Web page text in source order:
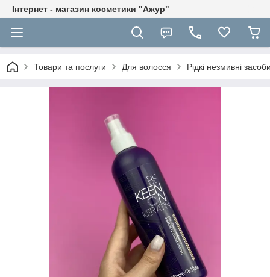
Інтернет - магазин косметики "Ажур"
Товари та послуги Для волосся Рідкі незмивні